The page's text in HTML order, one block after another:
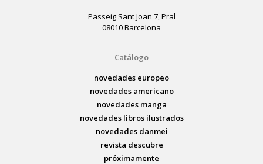
Passeig Sant Joan 7, Pral
08010 Barcelona
Catálogo
novedades europeo
novedades americano
novedades manga
novedades libros ilustrados
novedades danmei
revista descubre
próximamente